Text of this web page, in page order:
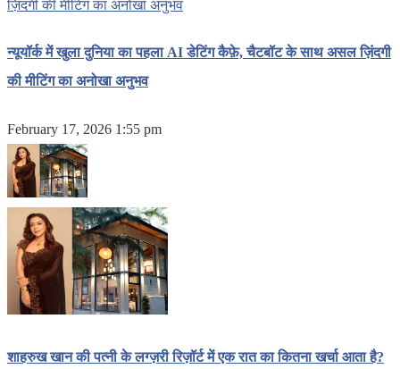
न्यूयॉर्क में खुला दुनिया का पहला AI डेटिंग कैफ़े, चैटबॉट के साथ असल ज़िंदगी
की मीटिंग का अनोखा अनुभव
February 17, 2026 1:55 pm
शाहरुख खान की पत्नी के लग्ज़री रिज़ॉर्ट में एक रात का कितना खर्चा आता है?